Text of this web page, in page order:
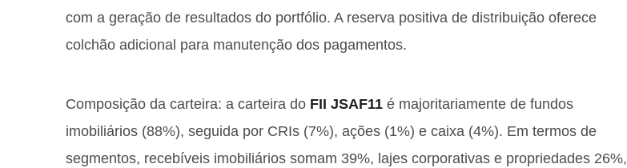
com a geração de resultados do portfólio. A reserva positiva de distribuição oferece
colchão adicional para manutenção dos pagamentos.
Composição da carteira: a carteira do FII JSAF11 é majoritariamente de fundos
imobiliários (88%), seguida por CRIs (7%), ações (1%) e caixa (4%). Em termos de
segmentos, recebíveis imobiliários somam 39%, lajes corporativas e propriedades 26%,